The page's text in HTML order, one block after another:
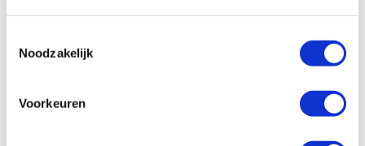
Noodzakelijk
Voorkeuren